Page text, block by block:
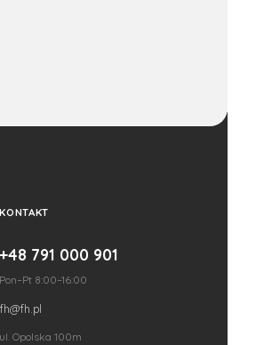
KONTAKT
+48 791 000 901
Pon–Pt 8:00–16:00
fh@fh.pl
ul. Opolska 100m